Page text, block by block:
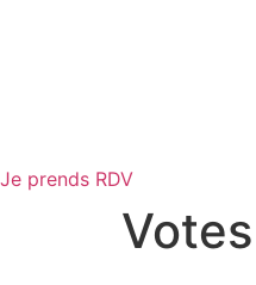
Je prends RDV